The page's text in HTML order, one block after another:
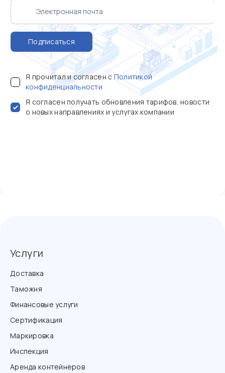
Подписаться
Я прочитал и согласен с Политикой
конфиденциальности
Я согласен получать обновления тарифов, новости
о новых направлениях и услугах компании
Услуги
Доставка
Таможня
Финансовые услуги
Сертификация
Маркировка
Инспекция
Аренда контейнеров